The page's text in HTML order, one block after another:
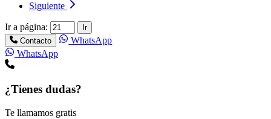
Siguiente
Ir a página:
Ir
Contacto
WhatsApp
WhatsApp
¿Tienes dudas?
Te llamamos gratis